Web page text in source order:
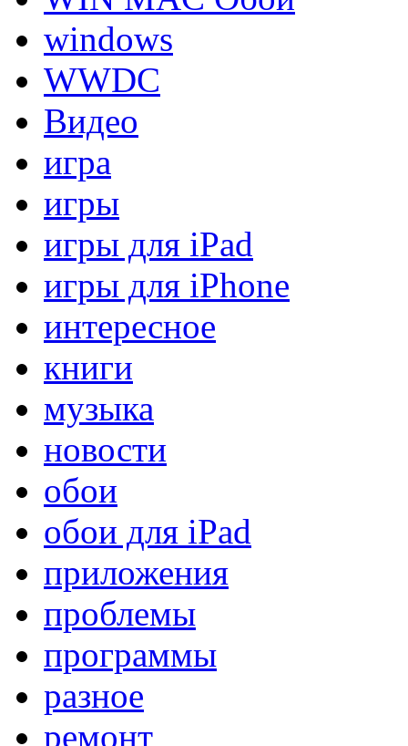
windows
WWDC
Видео
игра
игры
игры для iPad
игры для iPhone
интересное
книги
музыка
новости
обои
обои для iPad
приложения
проблемы
программы
разное
ремонт